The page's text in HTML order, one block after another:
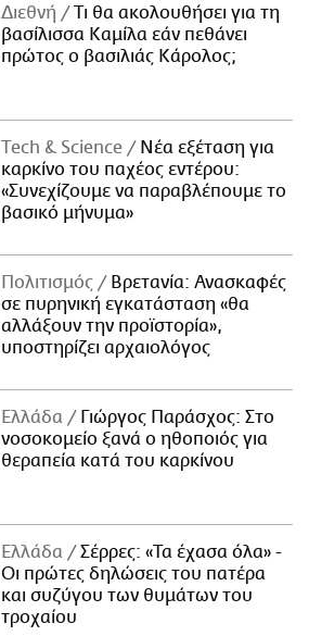
Διεθνή
Τι θα ακολουθήσει για τη
βασίλισσα Καμίλα εάν πεθάνει
πρώτος ο βασιλιάς Κάρολος;
Τech & Science
Νέα εξέταση για
καρκίνο του παχέος εντέρου:
«Συνεχίζουμε να παραβλέπουμε το
βασικό μήνυμα»
Πολιτισμός
Βρετανία: Ανασκαφές
σε πυρηνική εγκατάσταση «θα
αλλάξουν την προϊστορία»,
υποστηρίζει αρχαιολόγος
Ελλάδα
Γιώργος Παράσχος: Στο
νοσοκομείο ξανά ο ηθοποιός για
θεραπεία κατά του καρκίνου
Ελλάδα
Σέρρες: «Τα έχασα όλα» -
Οι πρώτες δηλώσεις του πατέρα
και συζύγου των θυμάτων του
τροχαίου